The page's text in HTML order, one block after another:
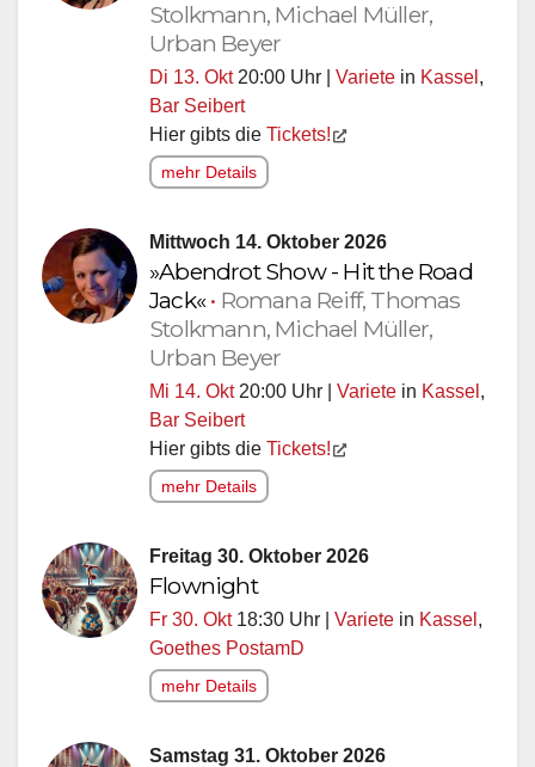
Stolkmann, Michael Müller,
Urban Beyer
Di 13. Okt20:00 Uhr | Variete in Kassel ,
Bar Seibert
Hier gibts die Tickets!
mehr Details
Mittwoch 14. Oktober 2026
»Abendrot Show - Hit the Road
Jack«• Romana Reiff, Thomas
Stolkmann, Michael Müller,
Urban Beyer
Mi 14. Okt20:00 Uhr | Variete in Kassel ,
Bar Seibert
Hier gibts die Tickets!
mehr Details
Freitag 30. Oktober 2026
Flownight
Fr 30. Okt18:30 Uhr | Variete in Kassel ,
Goethes PostamD
mehr Details
Samstag 31. Oktober 2026